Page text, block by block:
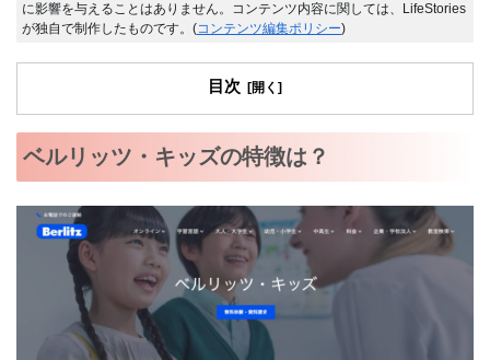
に影響を与えることはありません。コンテンツ内容に関しては、LifeStories
が独自で制作したものです。(コンテンツ編集ポリシー)
目次
ベルリッツ・キッズの特徴は？